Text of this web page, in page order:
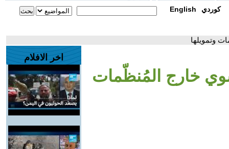
English كوردي
وتمويلها
خارج المُنظّمات
اخر الافلام